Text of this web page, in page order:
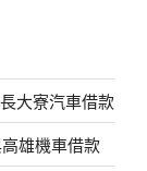
大寮汽車借款
雄機車借款